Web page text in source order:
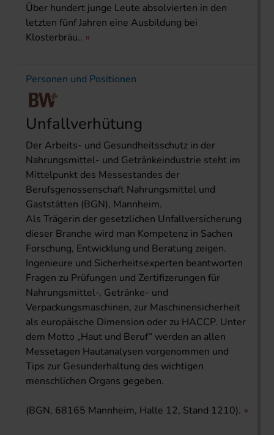
Über hundert junge Leute absolvierten in den
letzten fünf Jahren eine Ausbildung bei
Klosterbräu..
Personen und Positionen
Unfallverhütung
Der Arbeits- und Gesundheitsschutz in der
Nahrungsmittel- und Getränkeindustrie steht im
Mittelpunkt des Messestandes der
Berufsgenossenschaft Nahrungsmittel und
Gaststätten (BGN), Mannheim.
Als Trägerin der gesetzlichen Unfallversicherung
dieser Branche wird man Kompetenz in Sachen
Forschung, Entwicklung und Beratung zeigen.
Ingenieure und Sicherheitsexperten beantworten
Fragen zu Prüfungen und Zertifizerungen für
Nahrungsmittel-, Getränke- und
Verpackungsmaschinen, zur Maschinensicherheit
als europäische Dimension oder zu HACCP. Unter
dem Motto „Haut und Beruf“ werden an allen
Messetagen Hautanalysen vorgenommen und
Tips zur Gesunderhaltung des wichtigen
menschlichen Organs gegeben.
(BGN, 68165 Mannheim, Halle 12, Stand 1210).